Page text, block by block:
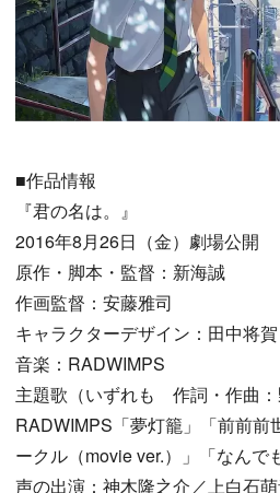
■作品情報
『君の名は。』
2016年8月26日（金）劇場公開
原作・脚本・監督：新海誠
作画監督：安藤雅司
キャラクターデザイン：田中将賀
音楽：RADWIMPS
主題歌（いずれも 作詞・作曲：
RADWIMPS「夢灯籠」「前前前
ークル（movie ver.）」「なんで
声の出演：神木隆之介／上白石